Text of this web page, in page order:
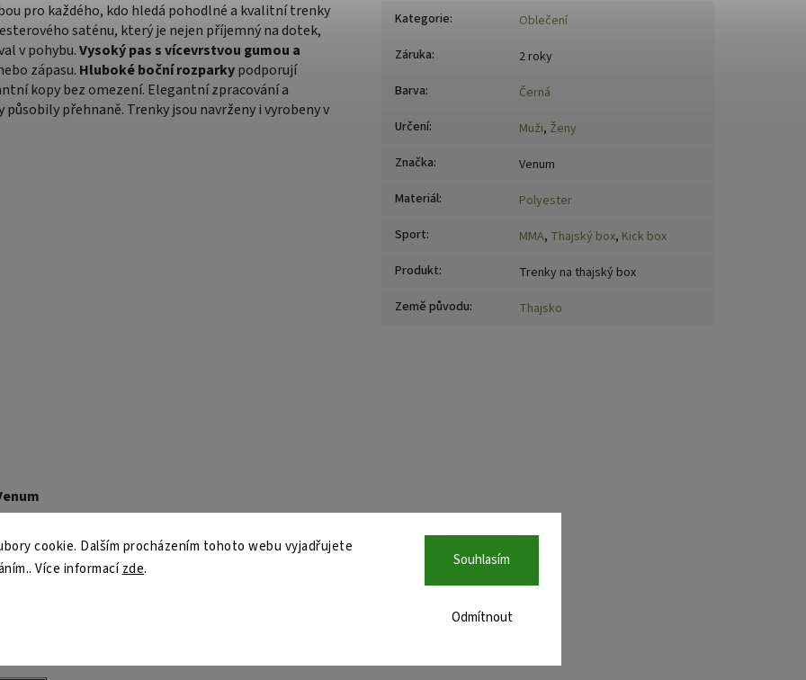
cookie. Dalším procházením tohoto webu vyjadřujete
Více informacízde.
Odmítnout
Souhlasím
pro každého, kdo hledá pohodlné a kvalitní trenky
saténu, který je nejen příjemný na dotek,
v pohybu.Vysoký pas s vícevrstvou gumou a
zápasu. Hluboké boční rozparkypodporují
kopy bez omezení. Elegantní zpracování a
přehnaně. Trenky jsou navrženy i vyrobeny v
(v úrovni, kde běžně nosíte trenky). Neměřte příliš
pasu.
v pohybu a dobře sedí i při dynamickém
Kategorie:
Oblečení
Záruka:
2 roky
Barva:
Černá
Určení: Muži, Ženy
Značka:
Venum
Materiál:
Polyester
Sport: MMA, Thajský box, Kick box
Produkt:
Trenky na thajský box
Země původu: Thajsko